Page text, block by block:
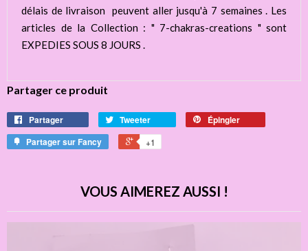
délais de livraison peuvent aller jusqu'à 7 semaines . Les
articles de la Collection : " 7-chakras-creations " sont
EXPEDIES SOUS 8 JOURS .
Partager ce produit
Partager Tweeter
Épingler
Partager sur Fancy
+1
VOUS AIMEREZ AUSSI !